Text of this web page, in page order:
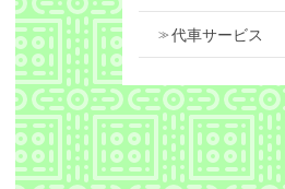
代車サービス